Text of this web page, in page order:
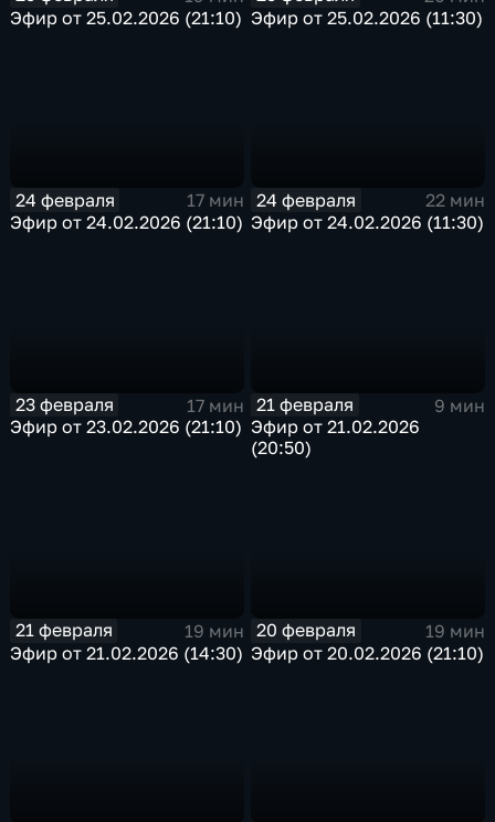
Эфир от 25.02.2026 (21:10) Эфир от 25.02.2026 (11:30)
24 февраля
17 мин
Эфир от 24.02.2026 (21:10)
24 февраля
22 мин
Эфир от 24.02.2026 (11:30)
23 февраля
17 мин
Эфир от 23.02.2026 (21:10)
21 февраля
9 мин
Эфир от 21.02.2026
(20:50)
21 февраля
19 мин
Эфир от 21.02.2026 (14:30)
20 февраля
19 мин
Эфир от 20.02.2026 (21:10)